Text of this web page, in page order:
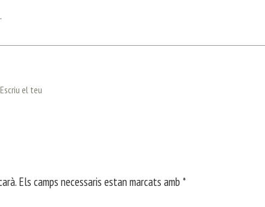
.
Escriu el teu
Els camps necessaris estan marcats amb *